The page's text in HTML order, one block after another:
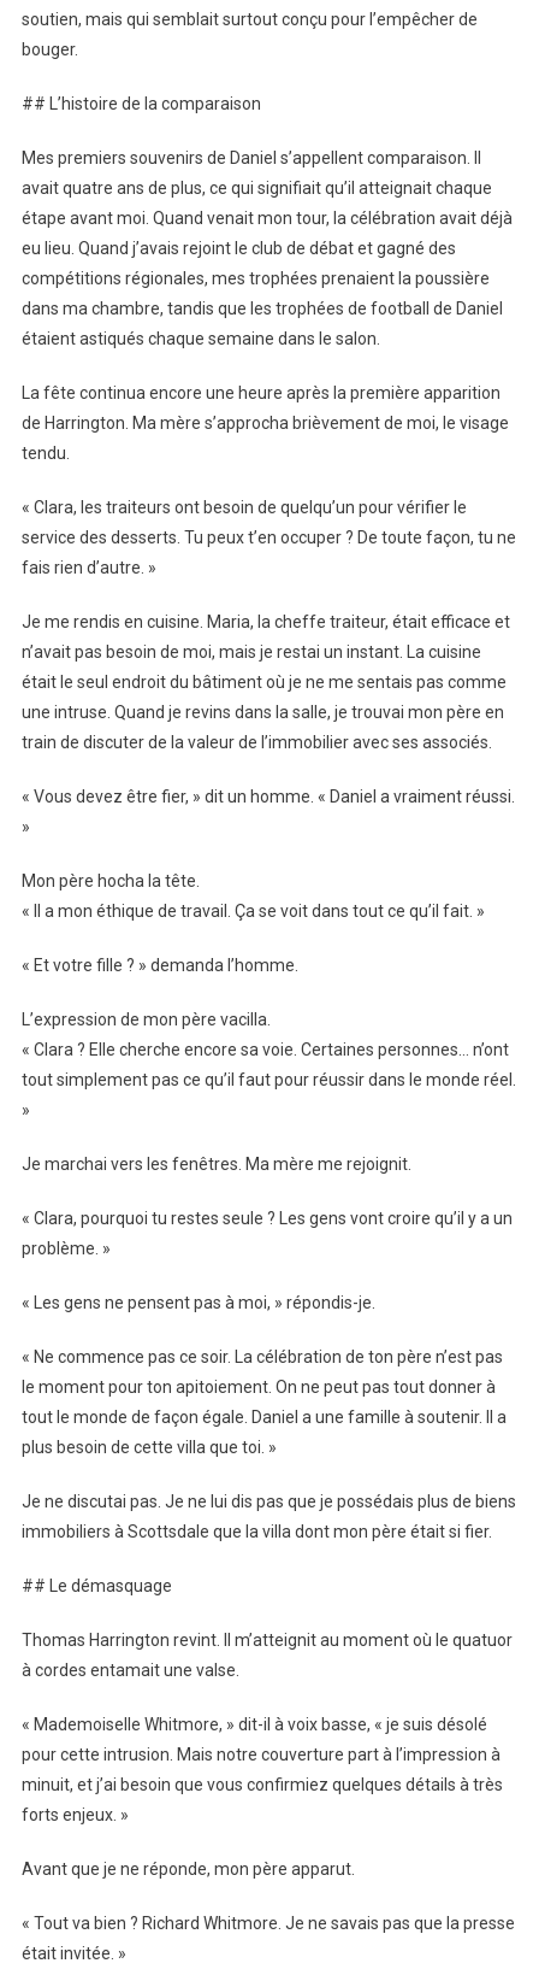
soutien, mais qui semblait surtout conçu pour l’empêcher de
bouger.
## L’histoire de la comparaison
Mes premiers souvenirs de Daniel s’appellent comparaison. Il
avait quatre ans de plus, ce qui signifiait qu’il atteignait chaque
étape avant moi. Quand venait mon tour, la célébration avait déjà
eu lieu. Quand j’avais rejoint le club de débat et gagné des
compétitions régionales, mes trophées prenaient la poussière
dans ma chambre, tandis que les trophées de football de Daniel
étaient astiqués chaque semaine dans le salon.
La fête continua encore une heure après la première apparition
de Harrington. Ma mère s’approcha brièvement de moi, le visage
tendu.
« Clara, les traiteurs ont besoin de quelqu’un pour vérifier le
service des desserts. Tu peux t’en occuper ? De toute façon, tu ne
fais rien d’autre. »
Je me rendis en cuisine. Maria, la cheffe traiteur, était efficace et
n’avait pas besoin de moi, mais je restai un instant. La cuisine
était le seul endroit du bâtiment où je ne me sentais pas comme
une intruse. Quand je revins dans la salle, je trouvai mon père en
train de discuter de la valeur de l’immobilier avec ses associés.
« Vous devez être fier, » dit un homme. « Daniel a vraiment réussi.
»
Mon père hocha la tête.
« Il a mon éthique de travail. Ça se voit dans tout ce qu’il fait. »
« Et votre fille ? » demanda l’homme.
L’expression de mon père vacilla.
« Clara ? Elle cherche encore sa voie. Certaines personnes… n’ont
tout simplement pas ce qu’il faut pour réussir dans le monde réel.
»
Je marchai vers les fenêtres. Ma mère me rejoignit.
« Clara, pourquoi tu restes seule ? Les gens vont croire qu’il y a un
problème. »
« Les gens ne pensent pas à moi, » répondis-je.
« Ne commence pas ce soir. La célébration de ton père n’est pas
le moment pour ton apitoiement. On ne peut pas tout donner à
tout le monde de façon égale. Daniel a une famille à soutenir. Il a
plus besoin de cette villa que toi. »
Je ne discutai pas. Je ne lui dis pas que je possédais plus de biens
immobiliers à Scottsdale que la villa dont mon père était si fier.
## Le démasquage
Thomas Harrington revint. Il m’atteignit au moment où le quatuor
à cordes entamait une valse.
« Mademoiselle Whitmore, » dit-il à voix basse, « je suis désolé
pour cette intrusion. Mais notre couverture part à l’impression à
minuit, et j’ai besoin que vous confirmiez quelques détails à très
forts enjeux. »
Avant que je ne réponde, mon père apparut.
« Tout va bien ? Richard Whitmore. Je ne savais pas que la presse
était invitée. »